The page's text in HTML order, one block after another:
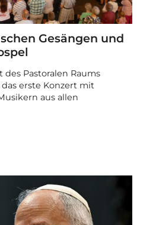
Gesängen und
des Pastoralen Raums
erste Konzert mit
aus allen